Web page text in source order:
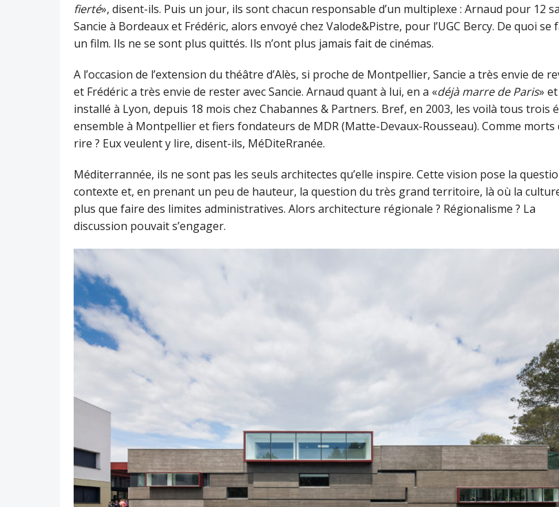
fierté», disent-ils. Puis un jour, ils sont chacun responsable d’un multiplexe : Arnaud pour 12
Sancie à Bordeaux et Frédéric, alors envoyé chez Valode&Pistre, pour l’UGC Bercy. De quoi se
un film. Ils ne se sont plus quittés. Ils n’ont plus jamais fait de cinémas.
A l’occasion de l’extension du théâtre d’Alès, si proche de Montpellier, Sancie a très envie de
et Frédéric a très envie de rester avec Sancie. Arnaud quant à lui, en a «déjà marre de Paris»
installé à Lyon, depuis 18 mois chez Chabannes & Partners. Bref, en 2003, les voilà tous trois
ensemble à Montpellier et fiers fondateurs de MDR (Matte-Devaux-Rousseau). Comme morts
rire ? Eux veulent y lire, disent-ils, MéDiteRranée.
Méditerrannée, ils ne sont pas les seuls architectes qu’elle inspire. Cette vision pose la
contexte et, en prenant un peu de hauteur, la question du très grand territoire, là où la
plus que faire des limites administratives. Alors architecture régionale ? Régionalisme ? La
discussion pouvait s’engager.